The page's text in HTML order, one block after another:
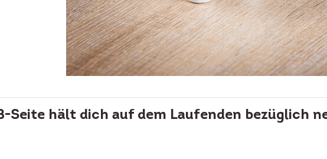
Seite hält dich auf dem Laufenden bezüglich